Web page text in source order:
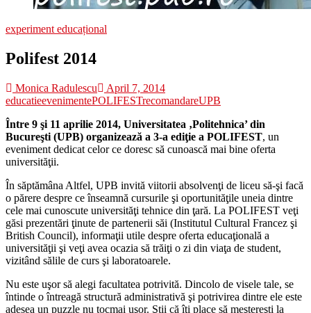
experiment educațional
Polifest 2014
Monica Radulescu
April 7, 2014
educatieevenimentePOLIFESTrecomandareUPB
Între 9 şi 11 aprilie 2014, Universitatea ‚Politehnica’ din
Bucureşti (UPB) organizează a 3-a ediţie a POLIFEST, un
eveniment dedicat celor ce doresc să cunoască mai bine oferta
universităţii.
În săptămâna Altfel, UPB invită viitorii absolvenţi de liceu să-şi facă
o părere despre ce înseamnă cursurile şi oportunităţile uneia dintre
cele mai cunoscute universităţi tehnice din ţară. La POLIFEST veţi
găsi prezentări ţinute de partenerii săi (Institutul Cultural Francez şi
British Council), informaţii utile despre oferta educaţională a
universităţii şi veţi avea ocazia să trăiţi o zi din viaţa de student,
vizitând sălile de curs şi laboratoarele.
Nu este uşor să alegi facultatea potrivită. Dincolo de visele tale, se
întinde o întreagă structură administrativă şi potrivirea dintre ele este
adesea un puzzle nu tocmai uşor. Ştii că îţi place să meştereşti la